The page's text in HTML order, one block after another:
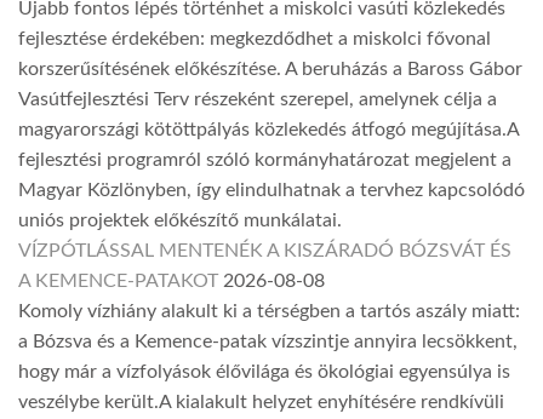
Újabb fontos lépés történhet a miskolci vasúti közlekedés
fejlesztése érdekében: megkezdődhet a miskolci fővonal
korszerűsítésének előkészítése. A beruházás a Baross Gábor
Vasútfejlesztési Terv részeként szerepel, amelynek célja a
magyarországi kötöttpályás közlekedés átfogó megújítása.A
fejlesztési programról szóló kormányhatározat megjelent a
Magyar Közlönyben, így elindulhatnak a tervhez kapcsolódó
uniós projektek előkészítő munkálatai.
VÍZPÓTLÁSSAL MENTENÉK A KISZÁRADÓ BÓZSVÁT ÉS
A KEMENCE-PATAKOT 2026-08-08
Komoly vízhiány alakult ki a térségben a tartós aszály miatt:
a Bózsva és a Kemence-patak vízszintje annyira lecsökkent,
hogy már a vízfolyások élővilága és ökológiai egyensúlya is
veszélybe került.A kialakult helyzet enyhítésére rendkívüli